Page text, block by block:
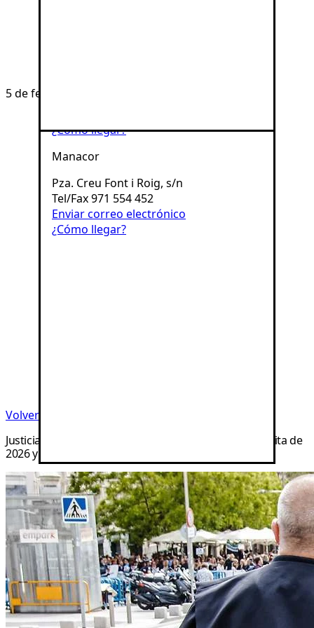
¿Cómo llegar?
Manacor
Pza. Creu Font i Roig, s/n
Tel/Fax 971 554 452
Enviar correo electrónico
¿Cómo llegar?
5 de febrero de 2026
Volver a noticias
Justicia aprueba el pago de la asistencia jurídica gratuita de
2026 y los meses pendientes de 2025